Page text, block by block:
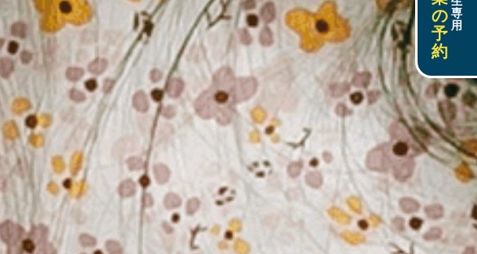
の
予
約
専
用